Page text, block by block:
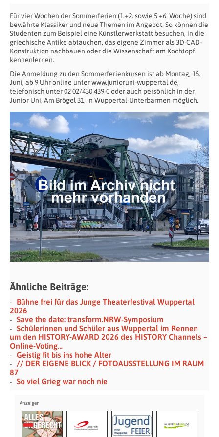
Für vier Wochen der Sommerferien (1.+2. sowie 5.+6. Woche) sind
bewährte Klassiker und neue Themen im Angebot. So können die
Studenten zum Beispiel eine Künstlerwerkstatt besuchen, in die
griechische Antike abtauchen, das eigene Zimmer als 3D-CAD-
Konstruktion nachbauen oder die Wissenschaft am Kochtopf
kennenlernen.
Die Anmeldung zu den Sommerferienkursen ist ab Montag, 15.
Juni, ab 9 Uhr online unter www.junioruni-wuppertal.de,
telefonisch unter 02 02/430 439-0 oder auch persönlich in der
Junior Uni, Am Brögel 31, in Wuppertal-Unterbarmen möglich.
Ähnliche Beiträge:
Bühne frei für das Junge Theaterfestival Wuppertal
2026
Save the date: transform.NRW-Symposium
Schülerinnen und Schüler aus Wuppertal im Rennen
um den HISTORY-AWARD 2026 des HISTORY Channels –
Online-Voting…
Geistig fit bis ins hohe Alter
// DER EIGENE BLICK / FOTOAUSSTELLUNG IM RAUM
87
So viel Grieg war noch nie